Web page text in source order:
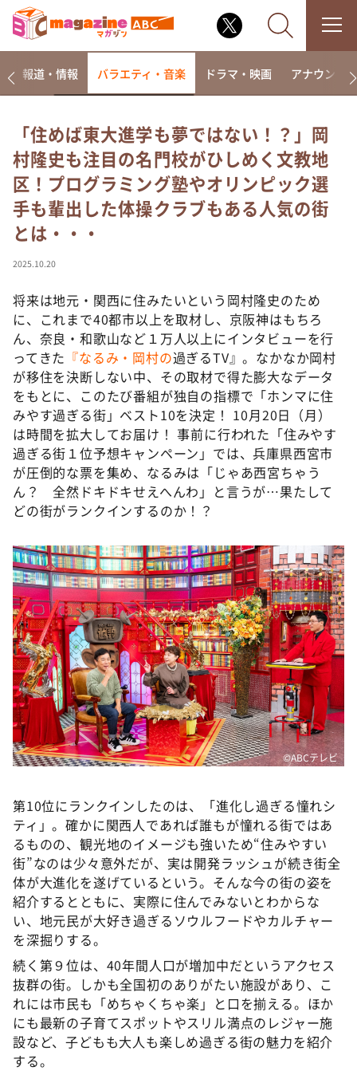
なるみ・岡村の過ぎるTV
相席食堂
これ余談なんですけど・・・
～人生密着トークバラエティ！～ やすとものいたっ
news おかえり
河合＆A.B.C-Z塚田×福井アナ「なんでやねん！？」
（news おかえり）
DAIGOも台所 ～きょうの献立 何にする？～
本日はダイアンなり！シーズン２
朝だ！生です旅サラダ
教えて！ニュースライブ 正義のミカタ
ＬＩＦＥ～夢のカタチ～
新婚さんいらっしゃい！
ザキ山小屋本館
ぺこぱのまるスポ
アナ回覧板
報道・情報 バラエティ・音楽 ドラマ・映画 アナウンサー
「住めば東大進学も夢ではない！？」岡
村隆史も注目の名門校がひしめく文教地
区！プログラミング塾やオリンピック選
手も輩出した体操クラブもある人気の街
とは・・・
2025.10.20
将来は地元・関西に住みたいという岡村隆史のため
に、これまで40都市以上を取材し、京阪神はもちろ
ん、奈良・和歌山など１万人以上にインタビューを行
ってきた 『なるみ・岡村の過ぎるTV』。なかなか岡村
が移住を決断しない中、その取材で得た膨大なデータ
をもとに、このたび番組が独自の指標で「ホンマに住
みやす過ぎる街」ベスト10を決定！ 10月20日（月）
は時間を拡大してお届け！ 事前に行われた「住みやす
過ぎる街１位予想キャンペーン」では、兵庫県西宮市
が圧倒的な票を集め、なるみは「じゃあ西宮ちゃう
ん？ 全然ドキドキせえへんわ」と言うが…果たして
どの街がランクインするのか！？
©ABCテレビ
第10位にランクインしたのは、「進化し過ぎる憧れシ
ティ」。確かに関西人であれば誰もが憧れる街ではあ
るものの、観光地のイメージも強いため“住みやすい
街”なのは少々意外だが、実は開発ラッシュが続き街全
体が大進化を遂げているという。そんな今の街の姿を
紹介するとともに、実際に住んでみないとわからな
い、地元民が大好き過ぎるソウルフードやカルチャー
を深掘りする。
続く第９位は、40年間人口が増加中だというアクセス
抜群の街。しかも全国初のありがたい施設があり、こ
れには市民も「めちゃくちゃ楽」と口を揃える。ほか
にも最新の子育てスポットやスリル満点のレジャー施
設など、子どもも大人も楽しめ過ぎる街の魅力を紹介
する。